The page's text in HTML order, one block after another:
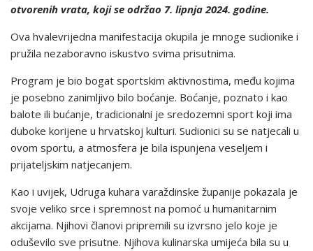
otvorenih vrata, koji se održao 7. lipnja 2024. godine.
Ova hvalevrijedna manifestacija okupila je mnoge sudionike i
pružila nezaboravno iskustvo svima prisutnima.
Program je bio bogat sportskim aktivnostima, među kojima
je posebno zanimljivo bilo boćanje. Boćanje, poznato i kao
balote ili bućanje, tradicionalni je sredozemni sport koji ima
duboke korijene u hrvatskoj kulturi. Sudionici su se natjecali u
ovom sportu, a atmosfera je bila ispunjena veseljem i
prijateljskim natjecanjem.
Kao i uvijek, Udruga kuhara varaždinske županije pokazala je
svoje veliko srce i spremnost na pomoć u humanitarnim
akcijama. Njihovi članovi pripremili su izvrsno jelo koje je
oduševilo sve prisutne. Njihova kulinarska umijeća bila su u